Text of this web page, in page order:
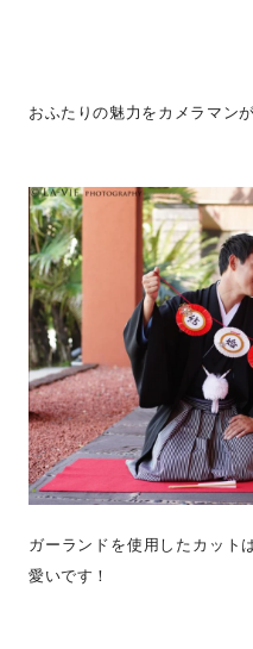
おふたりの魅力をカメラマン
ガーランドを使用したカット
愛いです！